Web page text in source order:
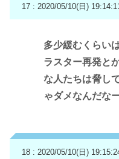
17 : 2020/05/10(日)
多少緩むくらい
ラスター再発と
な人たちは脅し
ゃダメなんだな
18 : 2020/05/10(日)